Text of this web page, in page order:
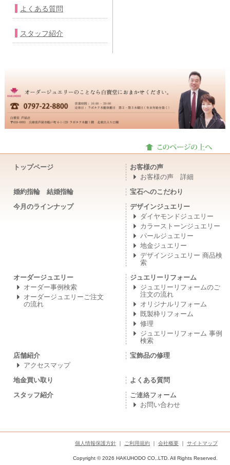
よくある質問
スタッフ紹介
トップページ
お客様の声
お客様の声 詳細
婚約指輪 結婚指輪
宝石へのこだわり
今月のラインナップ
デザインジュエリー
ダイヤモンドジュエリー
カラーストーンジュエリー
パールジュエリー
地金ジュエリー
デザインジュエリー 商品検
索
オーダージュエリー
オーダー事例検索
オーダージュエリーご注文
の流れ
ジュエリーリフォーム
ジュエリーリフォームのご
注文の流れ
オリジナルリフォーム
既製枠リフォーム
修理
ジュエリーリフォーム 事例
検索
店舗紹介
アクセスマップ
宝飾品の修理
地金買い取り
よくある質問
スタッフ紹介
ご連絡フォーム
お問い合わせ
個人情報保護方針 ｜ ご利用規約 ｜会社概要 ｜サイトマップ
Copyright © 2026 HAKUHODO CO,.LTD. All Rights Reserved.